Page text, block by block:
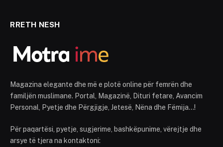
RRETH NESH
Magazina elegante dhe më e plotë online për femrën dhe
familjën muslimane. Portal, Magazinë, Dituri fetare, Avancim
Personal, Pyetje dhe Përgjigje, Jetesë, Nëna dhe Fëmija...!
Për paqartësi, pyetje, sugjerime, bashkëpunime, vërejtje dhe
arsye të tjera na kontaktoni: